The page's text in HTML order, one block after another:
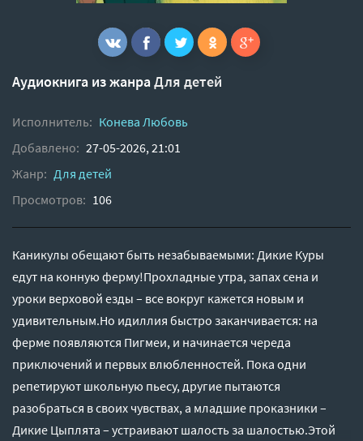
Аудиокнига из жанраДля детей
Исполнитель: Конева Любовь
Добавлено: 27-05-2026, 21:01
Жанр: Для детей
Просмотров: 106
Каникулы обещают быть незабываемыми: Дикие Куры
едут на конную ферму!Прохладные утра, запах сена и
уроки верховой езды – все вокруг кажется новым и
удивительным.Но идиллия быстро заканчивается: на
ферме появляются Пигмеи, и начинается череда
приключений и первых влюбленностей. Пока одни
репетируют школьную пьесу, другие пытаются
разобраться в своих чувствах, а младшие проказники –
Дикие Цыплята – устраивают шалость за шалостью.Этой